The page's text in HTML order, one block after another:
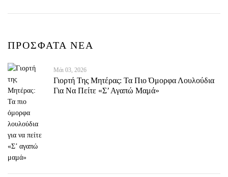
ΠΡΟΣΦΑΤΑ ΝΕΑ
Μάι 03, 2026
Γιορτή Της Μητέρας: Τα Πιο Όμορφα Λουλούδια
Για Να Πείτε «Σ’ Αγαπώ Μαμά»